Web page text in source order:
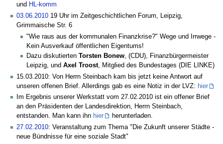
und HL-komm
03.06.2010 19 Uhr im Zeitgeschichtlichen Forum, Leipzig,
Grimmaische Str. 6
"Wie raus aus der kommunalen Finanzkrise?" Wege und Irrwege -
Kein Ausverkauf öffentlichen Eigentums!
Dazu diskutiertenTorsten Bonew, (CDU), Finanzbürgermeister
Leipzig, undAxel Troost, Mitglied des Bundestages (DIE LINKE)
15.03.2010: Von Herrn Steinbach kam bis jetzt keine Antwort auf
unseren offenen Brief. Allerdings gab es eine Notiz in der LVZ: hier
Im Ergebnis unserer Werkstatt vom 27.02.2010 ist ein offener Brief
an den Präsidenten der Landesdirektion, Herrn Steinbach,
entstanden. Man kann ihn hier
herunterladen.
27.02.2010: Veranstaltung zum Thema "Die Zukunft unserer Städte -
neue Bündnisse für eine soziale Stadt"